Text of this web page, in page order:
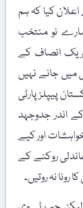
کیا کہ ہم
نو منتخب
انصاف کے
جانے نہیں
پیپلز پارٹی
اندر جدوجہد
اور کیے
روکنے کے
نہ روتیں۔